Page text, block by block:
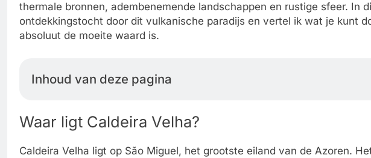
thermale bronnen, adembenemende landschappen en rustige sfeer. In
ontdekkingstocht door dit vulkanische paradijs en vertel ik wat je kunt
absoluut de moeite waard is.
Inhoud van deze pagina
Waar ligt Caldeira Velha?
Caldeira Velha ligt op São Miguel, het grootste eiland van de Azoren.